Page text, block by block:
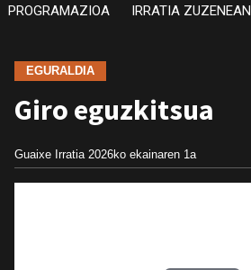
PROGRAMAZIOA IRRATIA ZUZENEAN
EGURALDIA
Giro eguzkitsua
Guaixe Irratia 2026ko ekainaren 1a